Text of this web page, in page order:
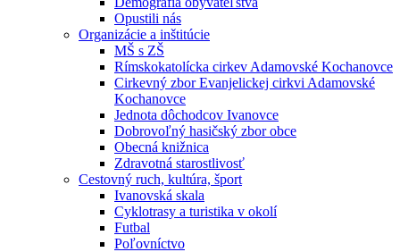
Opustili nás
Organizácie a inštitúcie
MŠ s ZŠ
Rímskokatolícka cirkev Adamovské Kochanovce
Cirkevný zbor Evanjelickej cirkvi Adamovské
Kochanovce
Jednota dôchodcov Ivanovce
Dobrovoľný hasičský zbor obce
Obecná knižnica
Zdravotná starostlivosť
Cestovný ruch, kultúra, šport
Ivanovská skala
Cyklotrasy a turistika v okolí
Futbal
Poľovníctvo